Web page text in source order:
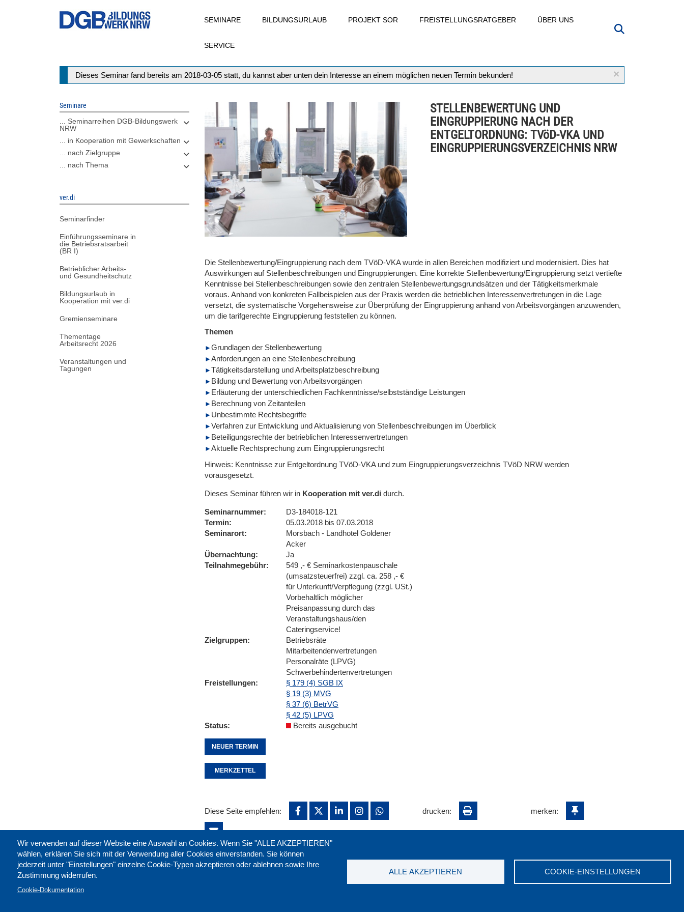
SEMINARE BILDUNGSURLAUB PROJEKT SOR FREISTELLUNGSRATGEBER ÜBER UNS
SERVICE
×
Statusmeldung
Dieses Seminar fand bereits am 2018-03-05 statt, du kannst aber unten dein Interesse an einem möglichen neuen Termin bekunden!
Seminare
... Seminarreihen DGB-Bildungswerk
NRW
... in Kooperation mit Gewerkschaften
... nach Zielgruppe
... nach Thema
ver.di
Seminarfinder
Einführungsseminare in
die Betriebsratsarbeit
(BR I)
Betrieblicher Arbeits-
und Gesundheitschutz
Bildungsurlaub in
Kooperation mit ver.di
Gremienseminare
Thementage
Arbeitsrecht 2026
Veranstaltungen und
Tagungen
STELLENBEWERTUNG UND
EINGRUPPIERUNG NACH DER
ENTGELTORDNUNG: TVöD-VKA UND
EINGRUPPIERUNGSVERZEICHNIS NRW
Die Stellenbewertung/Eingruppierung nach dem TVöD-VKA wurde in allen Bereichen modifiziert und modernisiert. Dies hat
Auswirkungen auf Stellenbeschreibungen und Eingruppierungen. Eine korrekte Stellenbewertung/Eingruppierung setzt vertiefte
Kenntnisse bei Stellenbeschreibungen sowie den zentralen Stellenbewertungsgrundsätzen und der Tätigkeitsmerkmale
voraus. Anhand von konkreten Fallbeispielen aus der Praxis werden die betrieblichen Interessenvertretungen in die Lage
versetzt, die systematische Vorgehensweise zur Überprüfung der Eingruppierung anhand von Arbeitsvorgängen anzuwenden,
um die tarifgerechte Eingruppierung feststellen zu können.
Themen
Grundlagen der Stellenbewertung
Anforderungen an eine Stellenbeschreibung
Tätigkeitsdarstellung und Arbeitsplatzbeschreibung
Bildung und Bewertung von Arbeitsvorgängen
Erläuterung der unterschiedlichen Fachkenntnisse/selbstständige Leistungen
Berechnung von Zeitanteilen
Unbestimmte Rechtsbegriffe
Verfahren zur Entwicklung und Aktualisierung von Stellenbeschreibungen im Überblick
Beteiligungsrechte der betrieblichen Interessenvertretungen
Aktuelle Rechtsprechung zum Eingruppierungsrecht
Hinweis: Kenntnisse zur Entgeltordnung TVöD-VKA und zum Eingruppierungsverzeichnis TVöD NRW werden
vorausgesetzt.
Dieses Seminar führen wir in Kooperation mit ver.di durch.
Seminarnummer
D3-184018-121
Termin
05.03.2018 bis 07.03.2018
Seminarort
Morsbach - Landhotel Goldener
Acker
Übernachtung
Ja
Teilnahmegebühr
549 ,- € Seminarkostenpauschale
(umsatzsteuerfrei) zzgl. ca. 258 ,- €
für Unterkunft/Verpflegung (zzgl. USt.)
Vorbehaltlich möglicher
Preisanpassung durch das
Veranstaltungshaus/den
Cateringservice!
Zielgruppen
Betriebsräte
Mitarbeitendenvertretungen
Personalräte (LPVG)
Schwerbehindertenvertretungen
Freistellungen
§ 179 (4) SGB IX
§ 19 (3) MVG
§ 37 (6) BetrVG
§ 42 (5) LPVG
Status
Bereits ausgebucht
NEUER TERMIN
MERKZETTEL
Wir verwenden auf dieser Website eine Auswahl an Cookies. Wenn Sie "ALLE AKZEPTIEREN"
wählen, erklären Sie sich mit der Verwendung aller Cookies einverstanden. Sie können
jederzeit unter "Einstellungen" einzelne Cookie-Typen akzeptieren oder ablehnen sowie Ihre
Zustimmung widerrufen.
Cookie-Dokumentation
COOKIE-EINSTELLUNGEN
ALLE AKZEPTIEREN
Diese Seite empfehlen: drucken: merken: